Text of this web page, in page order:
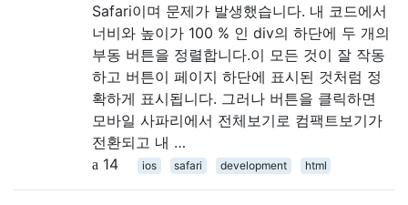
Safari이며 문제가 발생했습니다. 내 코드에서
너비와 높이가 100 % 인 div의 하단에 두 개의
부동 버튼을 정렬합니다.이 모든 것이 잘 작동
하고 버튼이 페이지 하단에 표시된 것처럼 정
확하게 표시됩니다. 그러나 버튼을 클릭하면
모바일 사파리에서 전체보기로 컴팩트보기가
전환되고 내 …
14
ios safari development html